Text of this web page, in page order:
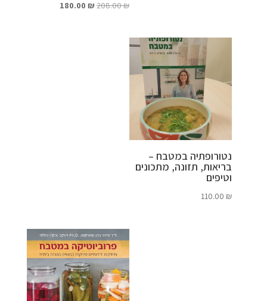
208.00₪
המחיר180.00 ₪
נטורופתיה במטבח –
בריאות, תזונה, מתכונים
וטיפים
110.00 ₪